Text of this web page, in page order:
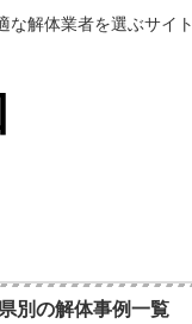
な解体業者を選ぶサイト
別の解体事例一覧